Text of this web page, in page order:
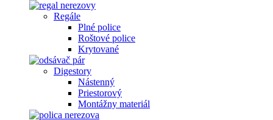
Regále
Plné police
Roštové police
Krytované
Digestory
Nástenný
Priestorový
Montážny materiál